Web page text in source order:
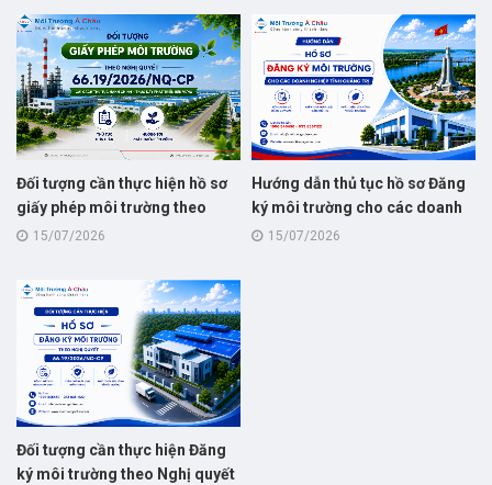
Đối tượng cần thực hiện hồ sơ
giấy phép môi trường theo
nghị quyết số 66.19/2026/NQ-
15/07/2026
Hướng dẫn thủ tục hồ sơ Đăng
ký môi trường cho các doanh
nghiệp tại tỉnh Quảng Trị
15/07/2026
Đối tượng cần thực hiện Đăng
ký môi trường theo Nghị quyết